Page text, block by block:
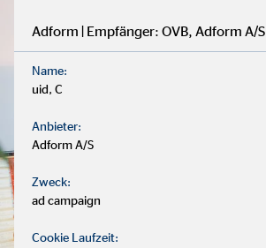
Adform | Empfänger: OVB, Adform A/S
Name:
uid, C
Anbieter:
Adform A/S
Zweck:
ad campaign
Cookie Laufzeit: